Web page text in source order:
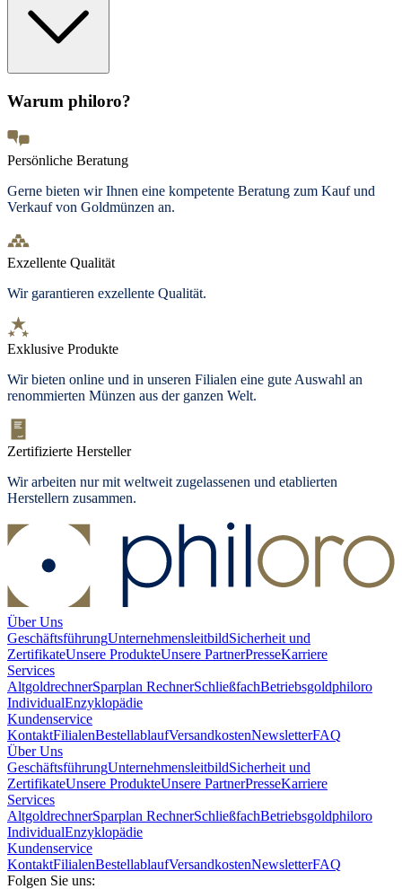
Warum philoro?
Persönliche Beratung
Gerne bieten wir Ihnen eine kompetente Beratung zum Kauf und
Verkauf von Goldmünzen an.
Exzellente Qualität
Wir garantieren exzellente Qualität.
Exklusive Produkte
Wir bieten online und in unseren Filialen eine gute Auswahl an
renommierten Münzen aus der ganzen Welt.
Zertifizierte Hersteller
Wir arbeiten nur mit weltweit zugelassenen und etablierten
Herstellern zusammen.
Über Uns
GeschäftsführungUnternehmensleitbildSicherheit und
ZertifikateUnsere ProdukteUnsere PartnerPresseKarriere
Services
AltgoldrechnerSparplan RechnerSchließfachBetriebsgoldphiloro
IndividualEnzyklopädie
Kundenservice
KontaktFilialenBestellablaufVersandkostenNewsletterFAQ
Über Uns
GeschäftsführungUnternehmensleitbildSicherheit und
ZertifikateUnsere ProdukteUnsere PartnerPresseKarriere
Services
AltgoldrechnerSparplan RechnerSchließfachBetriebsgoldphiloro
IndividualEnzyklopädie
Kundenservice
KontaktFilialenBestellablaufVersandkostenNewsletterFAQ
Folgen Sie uns: